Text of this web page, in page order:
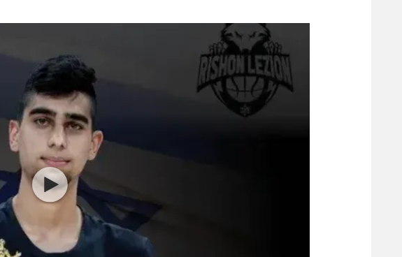
תקנון משתתפים וזוכים בפרסים
תקנון עבור פעילות אלקטרה
תקנון עבור פעילות ספורט 1 – "מרלן"
הפועל תל אביב
הפועל באר שבע
מכבי נתניה
בני יהודה